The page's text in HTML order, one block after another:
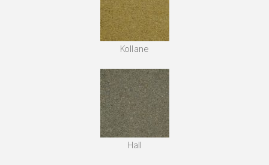
Kollane
Hall